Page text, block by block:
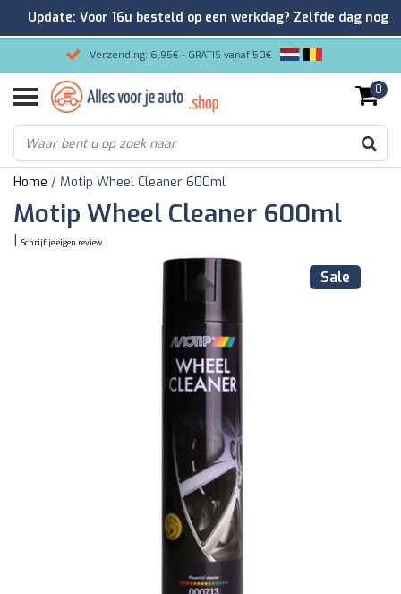
Verzending: 6,95€ - GRATIS vanaf 50€
Gemakkelijk bestellen/Veilig betalen
9.2/10 Klantenrating via Kiyoh!
0
Home / Motip Wheel Cleaner 600ml
Motip Wheel Cleaner 600ml
Schrijf je eigen review
Sale
Update: Voor 16u besteld op een werkdag? Zelfde dag nog
verzonden!